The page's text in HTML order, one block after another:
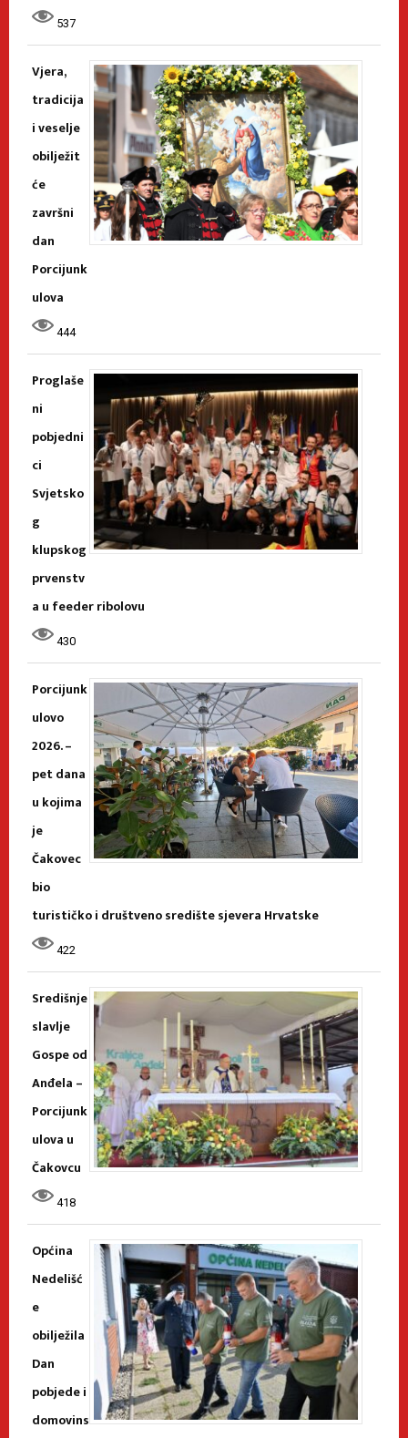
537
Vjera,
tradicija
i veselje
obilježit
će
završni
dan
Porcijunk
ulova
444
Proglaše
ni
pobjedni
ci
Svjetsko
g
klupskog
prvenstv
a u feeder ribolovu
430
Porcijunk
ulovo
2026. –
pet dana
u kojima
je
Čakovec
bio
turističko i društveno središte sjevera Hrvatske
422
Središnje
slavlje
Gospe od
Anđela –
Porcijunk
ulova u
Čakovcu
418
Općina
Nedelišć
e
obilježila
Dan
pobjede i
domovins